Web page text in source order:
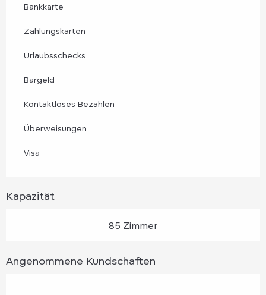
Bankkarte
Zahlungskarten
Urlaubsschecks
Bargeld
Kontaktloses Bezahlen
Überweisungen
Visa
Kapazität
85 Zimmer
Angenommene Kundschaften